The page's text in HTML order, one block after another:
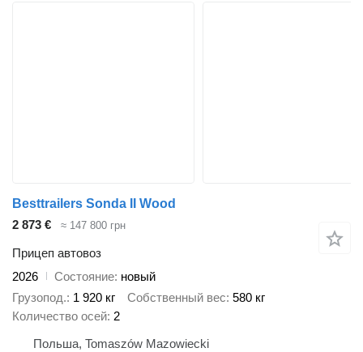
Besttrailers Sonda II Wood
2 873 €
≈ 147 800 грн
Прицеп автовоз
2026
Состояние новый
Грузопод. 1 920 кг Собственный вес 580 кг
Количество осей 2
Польша, Tomaszów Mazowiecki